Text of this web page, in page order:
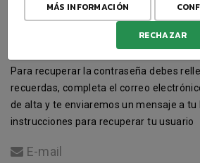
Usuario
Para recuperar la contraseña debes
recuerdas, completa el correo
de alta y te enviaremos un mensaje a tu
instrucciones para recuperar tu usuario
E-mail
MÁS INFORMACIÓN
RECHAZAR